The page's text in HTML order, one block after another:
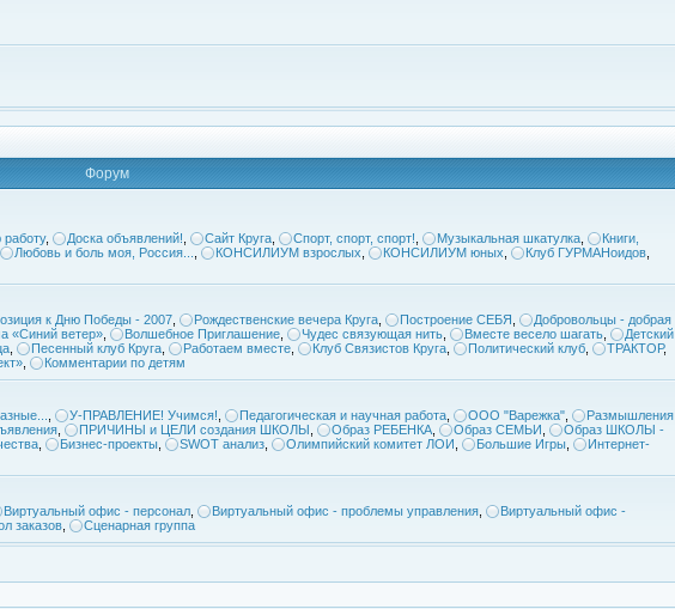
Форум
, Доска объявлений! Сайт Круга Спорт, спорт, спорт! Музыкальная шкатулка
Книги,
Любовь и боль моя, Россия... КОНСИЛИУМ взрослых КОНСИЛИУМ юных Клуб ГУРМАНоидов
к Дню Победы - 2007 Рождественские вечера Круга Построение СЕБЯ
Добровольцы - добрая
«Синий ветер» Волшебное Приглашение Чудес связующая нить Вместе весело шагать
Детский
Песенный клуб Круга Работаем вместе Клуб Связистов Круга Политический клуб ТРАКТОР,
Комментарии по детям
У-ПРАВЛЕНИЕ! Учимся! Педагогическая и научная работа ООО "Варежка"
Размышления
ПРИЧИНЫ и ЦЕЛИ создания ШКОЛЫ Образ РЕБЕНКА Образ СЕМЬИ
Образ ШКОЛЫ -
Бизнес-проекты SWOT анализ Олимпийский комитет ЛОИ Большие Игры
Интернет-
Виртуальный офис - персонал Виртуальный офис - проблемы управления
Виртуальный офис -
заказов Сценарная группа